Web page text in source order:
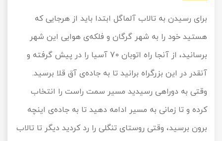
برای رسیدن به تالاب آلماگل ابتدا باید از هرجایی که
هستید خود را به شهر گرگان و فلکه‌ی هوایی این شهر
برسانید، از آنجا راه اتوبان 70 آسیا را در پیش گرفته و
آنقدر در این بزرگراه برانید تا به جاده‌ی آق قلا برسید.
وقتی به دوراهی رسیدید مسیر سمت راست را انتخاب
کرده و تا زمانی به مسیر ادامه دهید تا به جاده‌ی اینچه
برون برسید، وقتی روستای تنگلی را رد کردید دیگر تا تالاب